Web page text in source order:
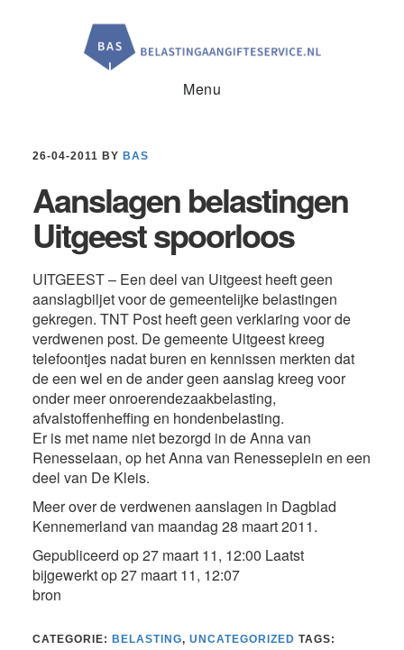
Menu
26-04-2011 BY BAS
Aanslagen belastingen
Uitgeest spoorloos
UITGEEST – Een deel van Uitgeest heeft geen
aanslagbiljet voor de gemeentelijke belastingen
gekregen. TNT Post heeft geen verklaring voor de
verdwenen post. De gemeente Uitgeest kreeg
telefoontjes nadat buren en kennissen merkten dat
de een wel en de ander geen aanslag kreeg voor
onder meer onroerendezaakbelasting,
afvalstoffenheffing en hondenbelasting.
Er is met name niet bezorgd in de Anna van
Renesselaan, op het Anna van Renesseplein en een
deel van De Kleis.
Meer over de verdwenen aanslagen in Dagblad
Kennemerland van maandag 28 maart 2011.
Gepubliceerd op 27 maart 11, 12:00 Laatst
bijgewerkt op 27 maart 11, 12:07
bron
CATEGORIE: BELASTING, UNCATEGORIZED TAGS: